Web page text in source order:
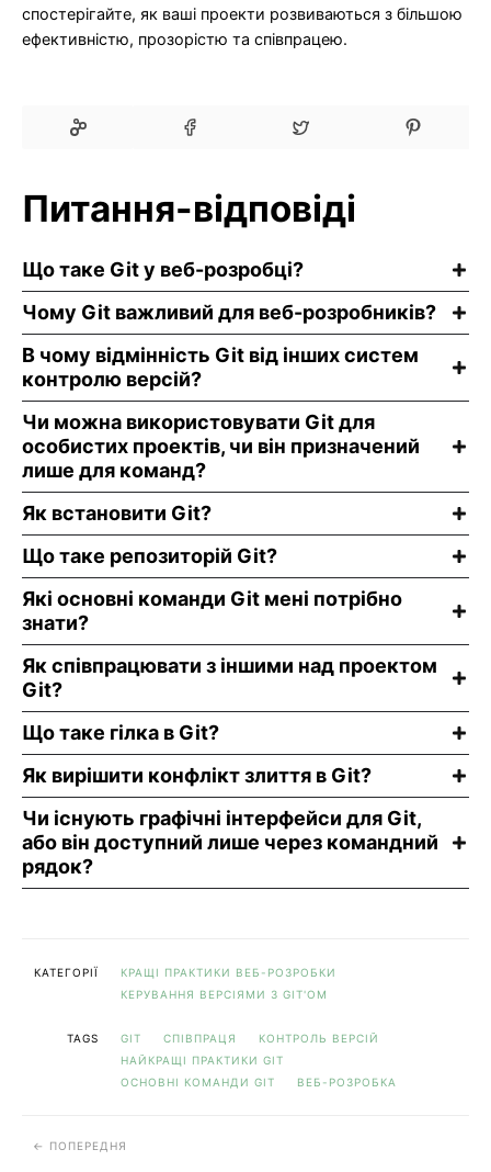
спостерігайте, як ваші проекти розвиваються з більшою
ефективністю, прозорістю та співпрацею.
Питання-відповіді
Що таке Git у веб-розробці?
Чому Git важливий для веб-розробників?
В чому відмінність Git від інших систем
контролю версій?
Чи можна використовувати Git для
особистих проектів, чи він призначений
лише для команд?
Як встановити Git?
Що таке репозиторій Git?
Які основні команди Git мені потрібно
знати?
Як співпрацювати з іншими над проектом
Git?
Що таке гілка в Git?
Як вирішити конфлікт злиття в Git?
Чи існують графічні інтерфейси для Git,
або він доступний лише через командний
рядок?
КАТЕГОРІЇ
КРАЩІ ПРАКТИКИ ВЕБ-РОЗРОБКИ
КЕРУВАННЯ ВЕРСІЯМИ З GIT'ОМ
TAGS GIT СПІВПРАЦЯ
КОНТРОЛЬ ВЕРСІЙ
НАЙКРАЩІ ПРАКТИКИ GIT
ОСНОВНІ КОМАНДИ GIT
ВЕБ-РОЗРОБКА
ПОПЕРЕДНЯ